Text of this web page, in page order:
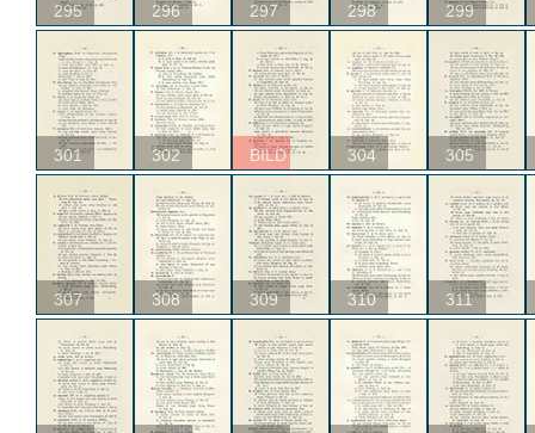
295 296 297 298 299
301 302 BILD 304 305
307 308 309 310 311